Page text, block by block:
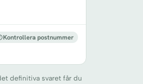
Kontrollera postnummer
definitiva svaret får du